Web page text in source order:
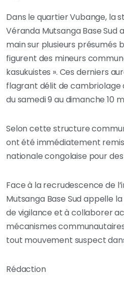
Dans le quartier Vubange, la
Véranda Mutsanga Base Sud
main sur plusieurs présumés
figurent des mineurs
kasukuistes ». Ces derniers
flagrant délit de cambriolage
du samedi 9 au dimanche 10
Selon cette structure
ont été immédiatement
nationale congolaise pour
Face à la recrudescence de
Mutsanga Base Sud appelle
de vigilance et à collaborer
mécanismes
tout mouvement suspect
Rédaction